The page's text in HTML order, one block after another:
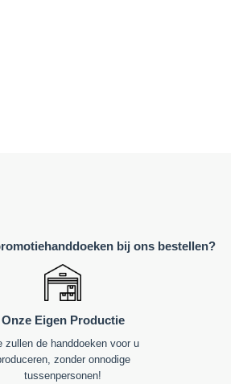
bij ons bestellen?
Onze Eigen Productie
zullen de handdoeken voor u
zonder onnodige
tussenpersonen!